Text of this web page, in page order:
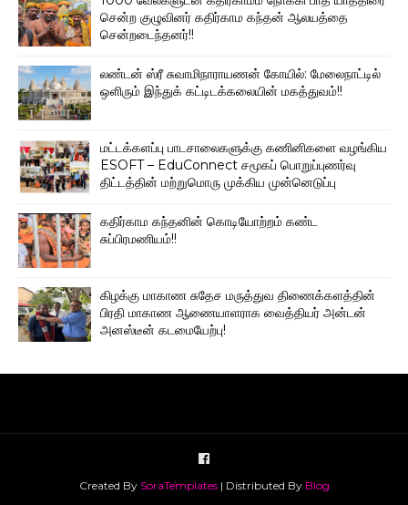
சென்ற குழுவினர் கதிர்காம கந்தன் ஆலயத்தை
சென்றடைந்தனர்!!
லண்டன் ஸ்ரீ சுவாமிநாராயணன் கோயில்: மேலைநாட்டில்
ஒளிரும் இந்துக் கட்டிடக்கலையின் மகத்துவம்!!
மட்டக்களப்பு பாடசாலைகளுக்கு கணினிகளை வழங்கிய
ESOFT – EduConnect சமூகப் பொறுப்புணர்வு
திட்டத்தின் மற்றுமொரு முக்கிய முன்னெடுப்பு
கதிர்காம கந்தனின் கொடியோற்றம் கண்ட
சுப்பிரமணியம்!!
கிழக்கு மாகாண சுதேச மருத்துவ திணைக்களத்தின்
பிரதி மாகாண ஆணையாளராக வைத்தியர் அன்டன்
அனஸ்டீன் கடமையேற்பு!
Created By SoraTemplates| Distributed By Blog